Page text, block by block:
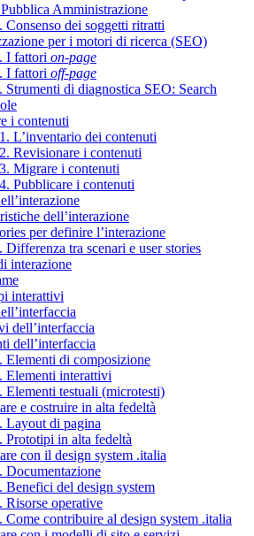
Amministrazione
Consenso dei soggetti ritratti
per i motori di ricerca (SEO)
I fattori on-page
I fattori off-page
Strumenti di diagnostica SEO: Search
i contenuti
L’inventario dei contenuti
Revisionare i contenuti
Migrare i contenuti
Pubblicare i contenuti
dell’interazione
per definire l’interazione
Differenza tra scenari e user stories
interazione
interattivi
dell’interfaccia
dell’interfaccia
Elementi di composizione
Elementi interattivi
Elementi testuali (microtesti)
e costruire in alta fedeltà
Layout di pagina
Prototipi in alta fedeltà
con il design system .italia
Documentazione
Benefici del design system
Risorse operative
Come contribuire al design system .italia